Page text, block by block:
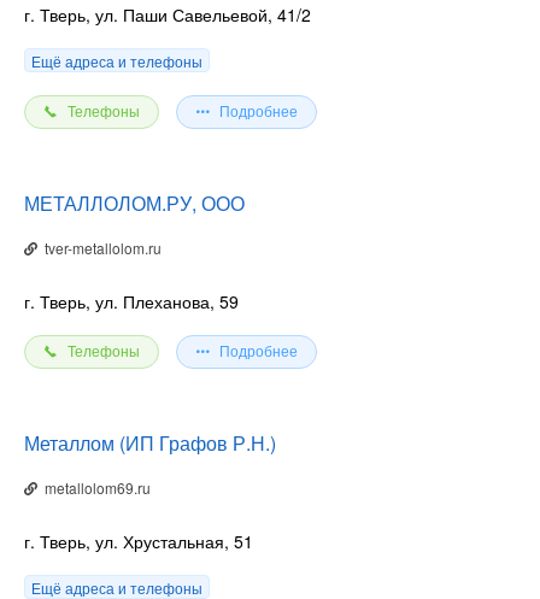
г. Тверь, ул. Паши Савельевой, 41/2
Ещё адреса и телефоны
Телефоны Подробнее
МЕТАЛЛОЛОМ.РУ, ООО
tver-metallolom.ru
г. Тверь, ул. Плеханова, 59
Телефоны Подробнее
Металлом (ИП Графов Р.Н.)
metallolom69.ru
г. Тверь, ул. Хрустальная, 51
Ещё адреса и телефоны